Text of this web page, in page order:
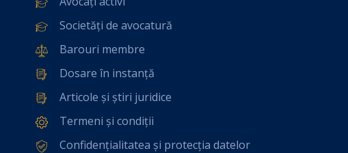
Societăți de avocatură
Barouri membre
Dosare în instanță
Articole și știri juridice
Termeni și condiții
Confidențialitatea și protecția datelor